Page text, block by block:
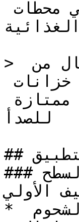
> دهان ايبوكسي عالي الجودة لتبطين الخزانات، خال من
للصدأ
## ارشادات التطبيق
### تجهيز السطح
الأولي:
* يجب إزالة جميع شوائب السطح الظاهرة كالشحوم